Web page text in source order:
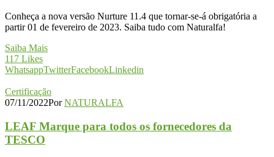
Conheça a nova versão Nurture 11.4 que tornar-se-á obrigatória a
partir 01 de fevereiro de 2023. Saiba tudo com Naturalfa!
Saiba Mais
117 Likes
WhatsappTwitterFacebookLinkedin
Certificação
07/11/2022PorNATURALFA
LEAF Marque para todos os fornecedores da
TESCO